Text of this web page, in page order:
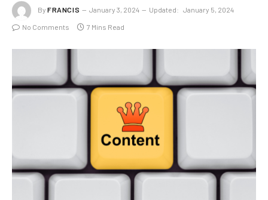
By FRANCIS January 3, 2024 Updated: January 5, 2024
No Comments 7 Mins Read